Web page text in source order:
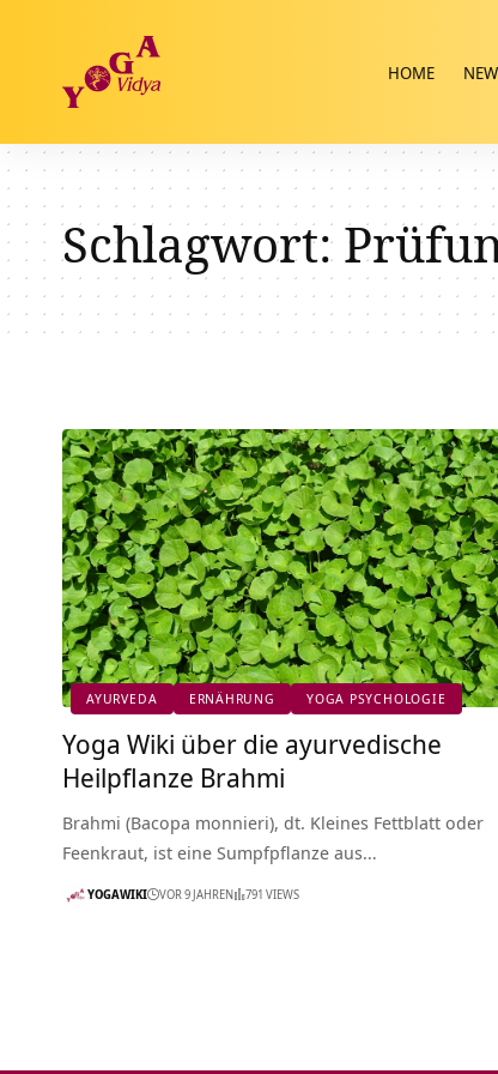
HOME
Schlagwort:
AYURVEDA ERNÄHRUNG YOGA PSYCHOLOGIE
Yoga Wiki über die ayurvedische
Heilpflanze Brahmi
Brahmi (Bacopa monnieri), dt. Kleines Fettblatt oder
Feenkraut, ist eine Sumpfpflanze aus…
YOGAWIKI VOR 9 JAHREN 791 VIEWS